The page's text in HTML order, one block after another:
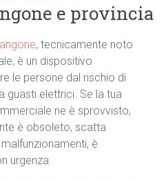
e provincia
, tecnicamente noto
è un dispositivo
le persone dal rischio di
guasti elettrici. Se la tua
ne è sprovvisto,
è obsoleto, scatta
è
urgenza.